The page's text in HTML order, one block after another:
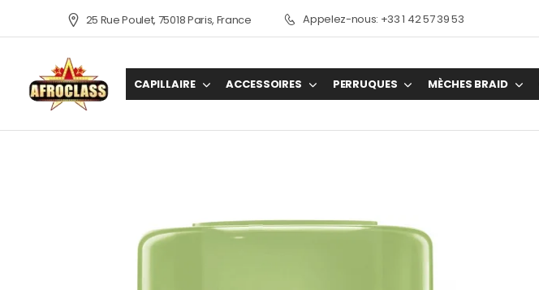
25 Rue Poulet, 75018 Paris, France Appelez-nous: +33 1 42 57 39 53
CAPILLAIRE ACCESSOIRES PERRUQUES MÈCHES BRAID